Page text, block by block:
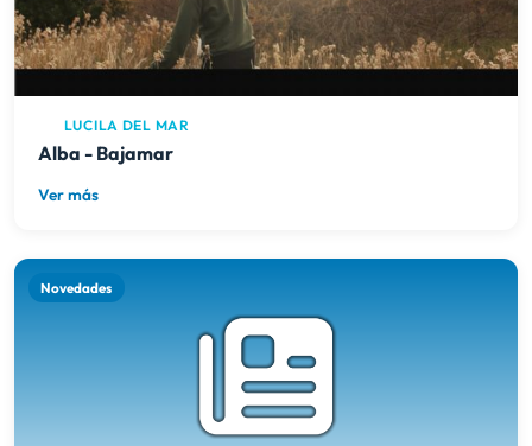
LUCILA DEL MAR
Alba - Bajamar
Ver más
Novedades